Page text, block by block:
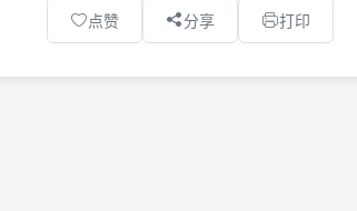
点赞 分享 打印